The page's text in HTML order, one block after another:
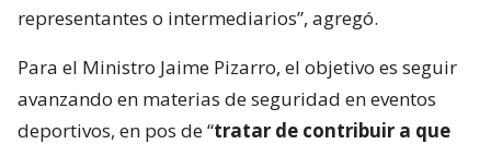
representantes o intermediarios”, agregó.
Para el Ministro Jaime Pizarro, el objetivo es seguir
avanzando en materias de seguridad en eventos
deportivos, en pos de “tratar de contribuir a que